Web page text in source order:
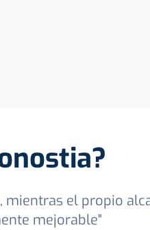
el propio
mejorable"